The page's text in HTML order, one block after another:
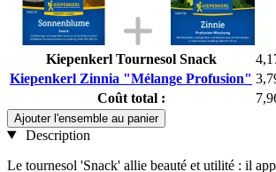
Kiepenkerl Tournesol Snack
Kiepenkerl Zinnia "Mélange Profusion"
Coût total :
Ajouter l'ensemble au panier
Description
Le tournesol 'Snack' allie beauté et utilité : il